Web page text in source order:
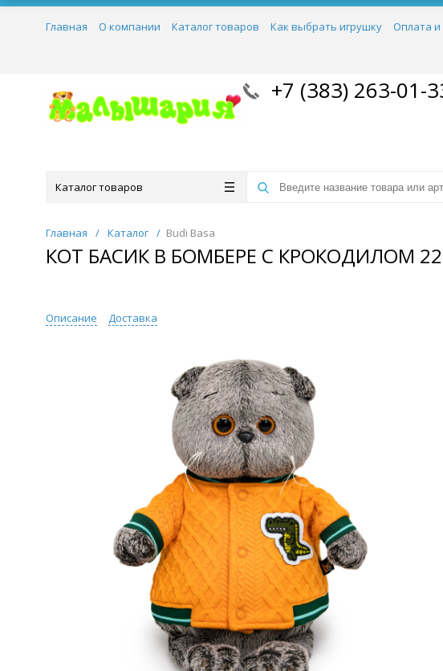
Главная О компании Каталог товаров Как выбрать игрушку Оплата и
+7 (383) 263-01-
Каталог товаров
Главная / Каталог / Budi Basa
КОТ БАСИК В БОМБЕРЕ С КРОКОДИЛОМ
Описание Доставка